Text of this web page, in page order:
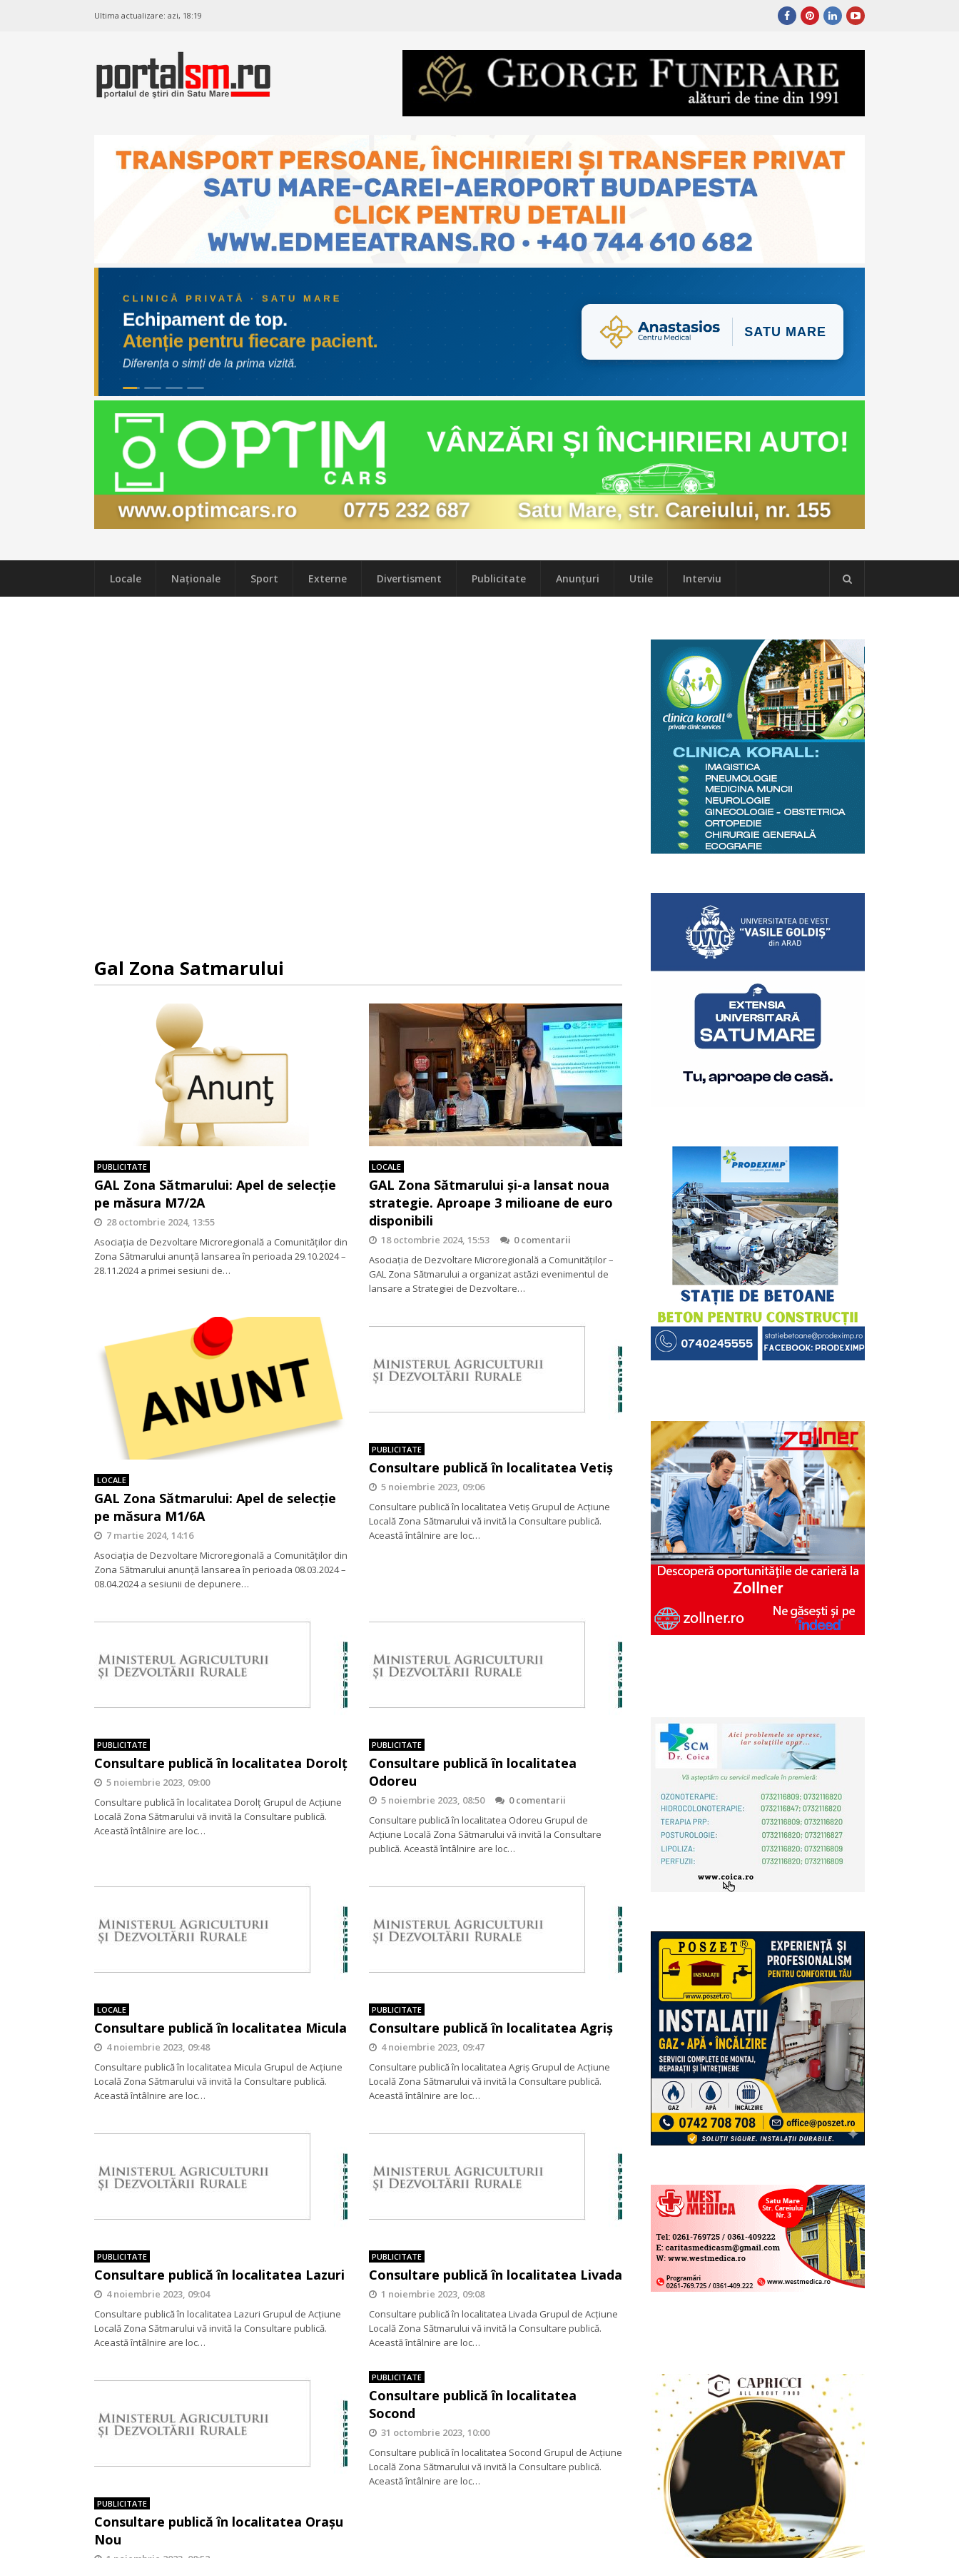
Ultima actualizare: azi, 18:19
Locale Naţionale Sport Externe Divertisment Publicitate Anunțuri Utile Interviu
Gal Zona Satmarului
PUBLICITATE
GAL Zona Sătmarului: Apel de selecţie
pe măsura M7/2A
28 octombrie 2024, 13:55
Asociația de Dezvoltare Microregională a Comunităţilor din
Zona Sătmarului anunţă lansarea în perioada 29.10.2024 –
28.11.2024 a primei sesiuni de…
LOCALE
GAL Zona Sătmarului şi-a lansat noua
strategie. Aproape 3 milioane de euro
disponibili
18 octombrie 2024, 15:53
0 comentarii
Asociația de Dezvoltare Microregională a Comunităților –
GAL Zona Sătmarului a organizat astăzi evenimentul de
lansare a Strategiei de Dezvoltare…
LOCALE
GAL Zona Sătmarului: Apel de selecţie
pe măsura M1/6A
7 martie 2024, 14:16
Asociația de Dezvoltare Microregională a Comunităţilor din
Zona Sătmarului anunţă lansarea în perioada 08.03.2024 –
08.04.2024 a sesiunii de depunere…
PUBLICITATE
Consultare publică în localitatea Vetiș
5 noiembrie 2023, 09:06
Consultare publică în localitatea Vetiș Grupul de Acţiune
Locală Zona Sătmarului vă invită la Consultare publică.
Această întâlnire are loc…
PUBLICITATE
Consultare publică în localitatea Dorolț
5 noiembrie 2023, 09:00
Consultare publică în localitatea Dorolț Grupul de Acţiune
Locală Zona Sătmarului vă invită la Consultare publică.
Această întâlnire are loc…
PUBLICITATE
Consultare publică în localitatea
Odoreu
5 noiembrie 2023, 08:50
0 comentarii
Consultare publică în localitatea Odoreu Grupul de
Acţiune Locală Zona Sătmarului vă invită la Consultare
publică. Această întâlnire are loc…
LOCALE
Consultare publică în localitatea Micula
4 noiembrie 2023, 09:48
Consultare publică în localitatea Micula Grupul de Acţiune
Locală Zona Sătmarului vă invită la Consultare publică.
Această întâlnire are loc…
PUBLICITATE
Consultare publică în localitatea Agriș
4 noiembrie 2023, 09:47
Consultare publică în localitatea Agriș Grupul de Acţiune
Locală Zona Sătmarului vă invită la Consultare publică.
Această întâlnire are loc…
PUBLICITATE
Consultare publică în localitatea Lazuri
4 noiembrie 2023, 09:04
Consultare publică în localitatea Lazuri Grupul de Acţiune
Locală Zona Sătmarului vă invită la Consultare publică.
Această întâlnire are loc…
PUBLICITATE
Consultare publică în localitatea Livada
1 noiembrie 2023, 09:08
Consultare publică în localitatea Livada Grupul de Acţiune
Locală Zona Sătmarului vă invită la Consultare publică.
Această întâlnire are loc…
PUBLICITATE
Consultare publică în localitatea Orașu
Nou
PUBLICITATE
Consultare publică în localitatea
Socond
31 octombrie 2023, 10:00
Consultare publică în localitatea Socond Grupul de Acţiune
Locală Zona Sătmarului vă invită la Consultare publică.
Această întâlnire are loc…